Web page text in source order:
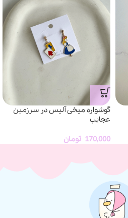
گوشواره میخی آلیس در سرزمین
عجایب
170,000 تومان